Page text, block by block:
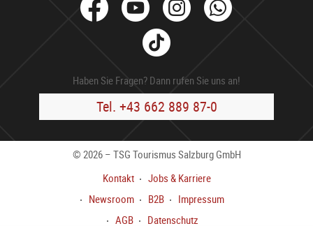
facebook
YoutubeInstagram
Tik
Tok
Haben Sie Fragen? Dann rufen Sie uns an!
Tel. +43 662 889 87-0
© 2026 – TSG Tourismus Salzburg GmbH
Kontakt
Jobs & Karriere
Newsroom
B2B
Impressum
AGB
Datenschutz